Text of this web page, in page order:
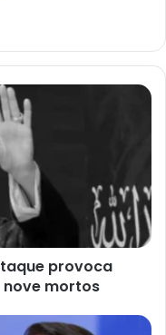
provoca
mortos